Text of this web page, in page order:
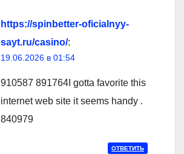
https://spinbetter-oficialnyy-
sayt.ru/casino/:
19.06.2026 в 01:54
910587 891764I gotta favorite this
internet web site it seems handy .
840979
ОТВЕТИТЬ